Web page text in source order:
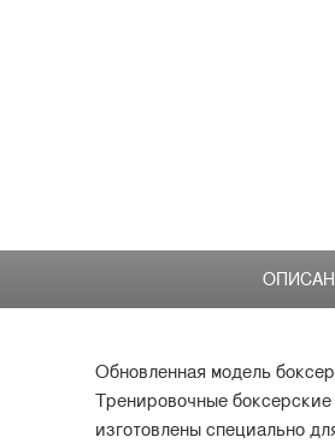
Обновленная модель
Тренировочные
изготовлены специально